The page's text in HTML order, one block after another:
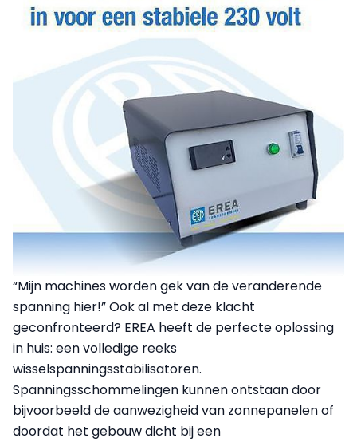
“Mijn machines worden gek van de veranderende
spanning hier!” Ook al met deze klacht
geconfronteerd? EREA heeft de perfecte oplossing
in huis: een volledige reeks
wisselspanningsstabilisatoren.
Spanningsschommelingen kunnen ontstaan door
bijvoorbeeld de aanwezigheid van zonnepanelen of
doordat het gebouw dicht bij een